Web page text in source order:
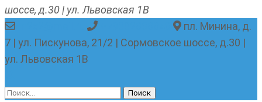
шоссе, д.30 | ул. Львовская 1В
пл. Минина, д.
7 | ул. Пискунова, 21/2 | Сормовское шоссе, д.30 |
ул. Львовская 1В
Найти: